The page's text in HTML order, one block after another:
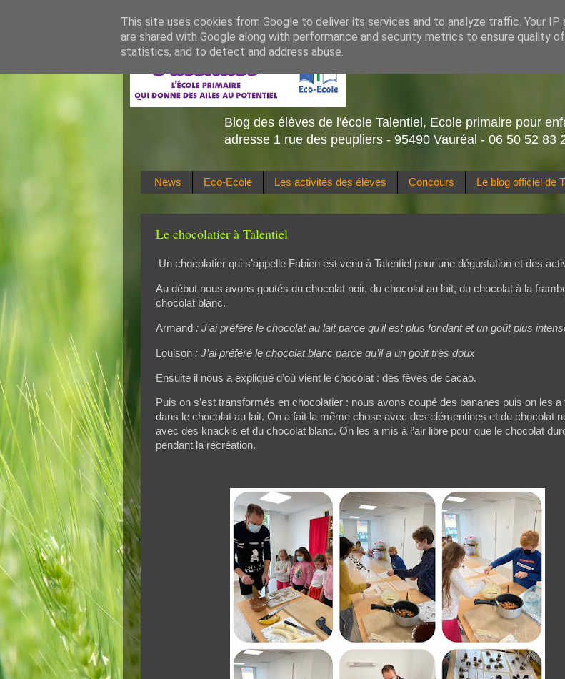
Blog des élèves de l'école Talentiel, Ecole primaire pour
adresse 1 rue des peupliers - 95490 Vauréal - 06 50 52 83
News Eco-Ecole Les activités des élèves Concours Le blog officiel de
Le chocolatier à Talentiel
Un chocolatier qui s’appelle Fabien est venu à Talentiel pour une dégustation et des
Au début nous avons goutés du chocolat noir, du chocolat au lait, du chocolat à la
chocolat blanc.
Armand : J’ai préféré le chocolat au lait parce qu’il est plus fondant et un goût plus
Louison : J’ai préféré le chocolat blanc parce qu’il a un goût très doux
Ensuite il nous a expliqué d’où vient le chocolat : des fèves de cacao.
Puis on s’est transformés en chocolatier : nous avons coupé des bananes puis on les a
dans le chocolat au lait. On a fait la même chose avec des clémentines et du chocolat
avec des knackis et du chocolat blanc. On les a mis à l’air libre pour que le chocolat
pendant la récréation.
This site uses cookies from Google to deliver its services and to analyze traffic. Your IP
are shared with Google along with performance and security metrics to ensure quality
statistics, and to detect and address abuse.